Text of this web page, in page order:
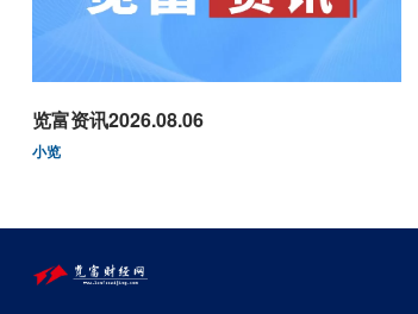
览富资讯2026.08.06
小览